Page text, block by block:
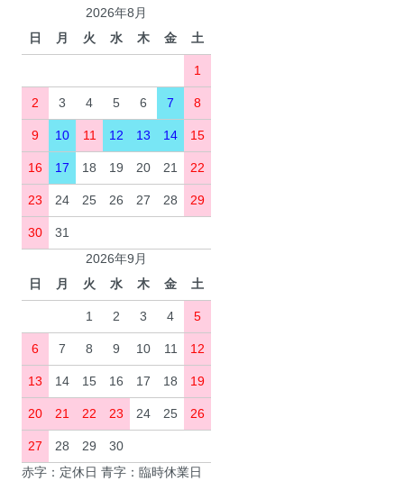
2026年8月
日
月 火 水 木 金 土
1
2 3 4 5 6 7 8
9 10 11 12 13 14 15
16 17 18 19 20 21 22
23 24 25 26 27 28 29
30
31
2026年9月
日
月 火 水 木 金 土
1 2 3 4 5
6 7 8 9 10 11 12
13 14 15 16 17 18 19
20 21 22 23 24 25 26
27 28 29
30
赤字：定休日 青字：臨時休業日